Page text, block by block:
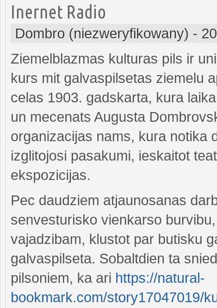
Inernet Radio
Dombro (niezweryfikowany) -
Ziemelblazmas kulturas pils ir
kurs mit galvaspilsetas ziemelu
celas 1903. gadskarta, kura
un mecenats Augusta
organizacijas nams, kura notika
izglitojosi pasakumi, ieskaitot
ekspozicijas.
Pec daudziem atjaunosanas
senvesturisko vienkarso
vajadzibam, klustot par butisku
galvaspilseta. Sobaltdien ta
pilsoniem, ka ari https://natural-
bookmark.com/story17047019/